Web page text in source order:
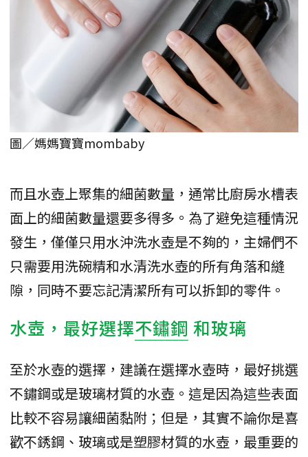
圖／媽媽寶寶mombaby
而且水壺上聚集的細菌數量，通常比廚房水槽表
面上的細菌數量還要多得多。為了避免這種情況
發生，僅僅只用水沖洗水壺是不夠的，主婦們不
只需要用洗碗精和水清洗水壺的所有角落和縫
隙，同時不要忘記清潔所有可以拆卸的零件。
水壺，最好選擇不鏽鋼 和玻璃
至於水壺的選擇，建議在選擇水壺時，最好挑選
不鏽鋼或是玻璃材質的水壺。這是因為這些表面
比較不容易讓細菌黏附；但是，其實不論你是喜
歡不銹鋼、玻璃或是塑膠材質的水壺，最重要的